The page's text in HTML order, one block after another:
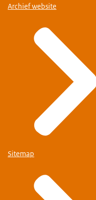
Archief website
Sitemap